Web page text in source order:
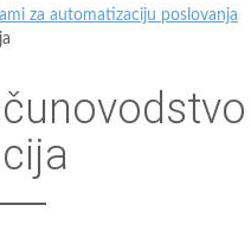
za automatizaciju poslovanja